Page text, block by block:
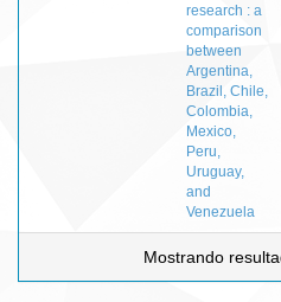
research : a
comparison
between
Argentina,
Brazil, Chile,
Colombia,
Mexico,
Peru,
Uruguay,
and
Venezuela
Mostrando